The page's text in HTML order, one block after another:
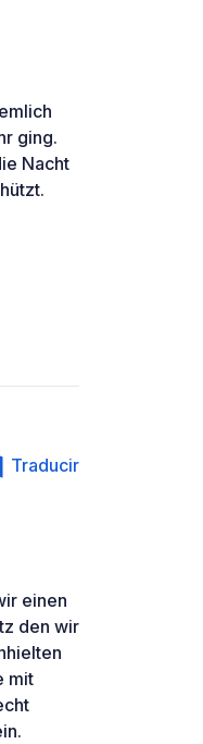
ging.
Nacht
Traducir
einen
den wir
mit